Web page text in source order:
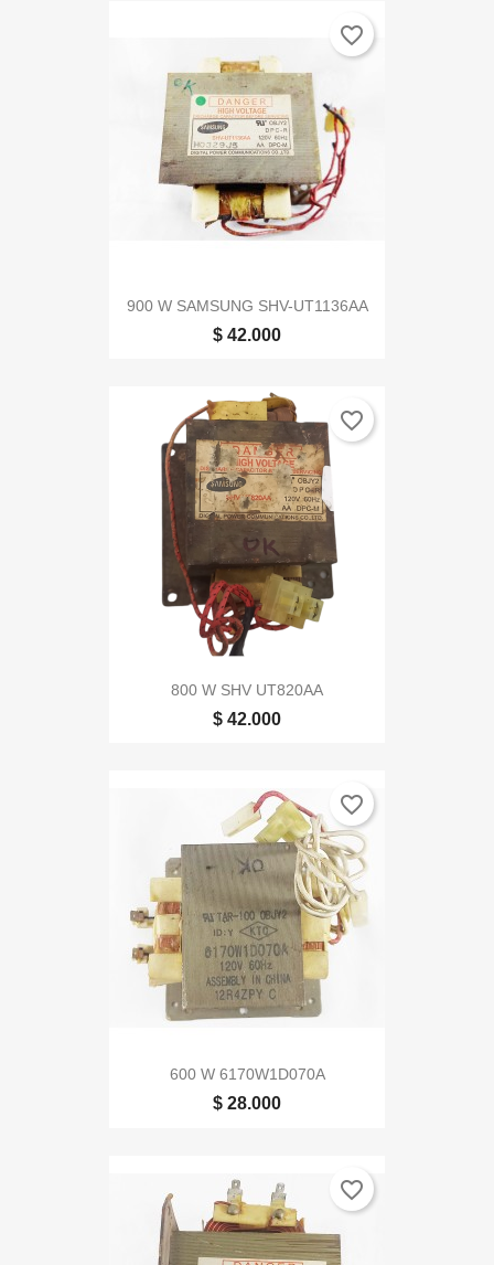
900 W SAMSUNG SHV-UT1136AA
$ 42.000
favorite_border
800 W SHV UT820AA
$ 42.000
favorite_border
600 W 6170W1D070A
$ 28.000
favorite_border
favorite_border